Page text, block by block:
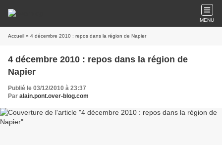
MENU
Accueil » 4 décembre 2010 : repos dans la région de Napier
4 décembre 2010 : repos dans la région de
Napier
Publié le 03/12/2010 à 23:37
Par alain.pont.over-blog.com